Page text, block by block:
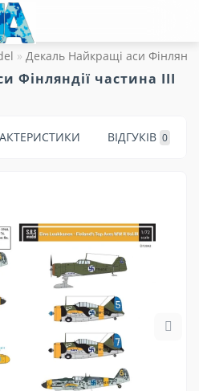
Декаль Найкращі аси
Фінляндії частина III
ВІДГУКІВ 0